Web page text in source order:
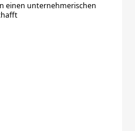
einen unternehmerischen